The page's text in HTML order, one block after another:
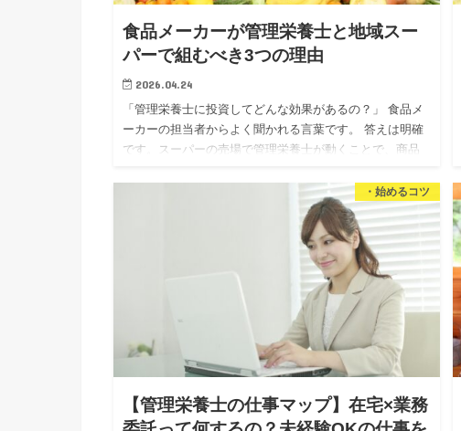
食品メーカーが管理栄養士と地域スー
パーで組むべき3つの理由
2026.04.24
「管理栄養士に投資してどんな効果があるの？」 食品メ
ーカーの担当者からよく聞かれる言葉です。 答えは明確
です。スーパーの売場で管理栄養士が動くことで、商品
・始めるコツ
【管理栄養士の仕事マップ】在宅×業務